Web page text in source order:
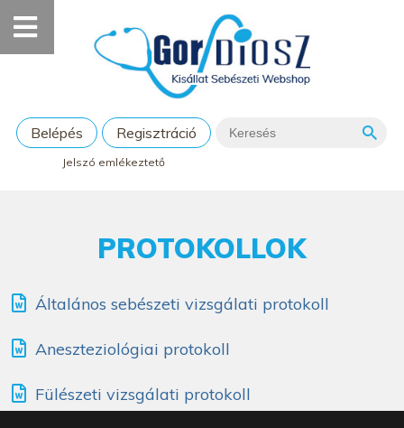
Belépés Regisztráció
Jelszó emlékeztető
PROTOKOLLOK
Általános sebészeti vizsgálati protokoll
Aneszteziológiai protokoll
Fülészeti vizsgálati protokoll